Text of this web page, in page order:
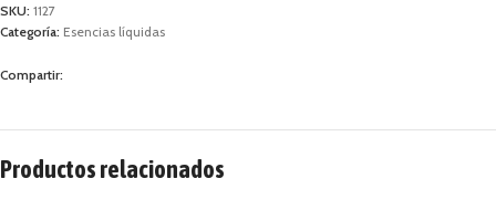
SKU: 1127
Categoría: Esencias líquidas
Compartir:
Productos relacionados